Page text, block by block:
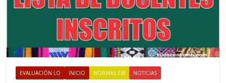
EVALUACIÓN LO INICIO NORMAS EIB NOTICIAS